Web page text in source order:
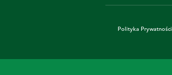
Polityka Prywatności